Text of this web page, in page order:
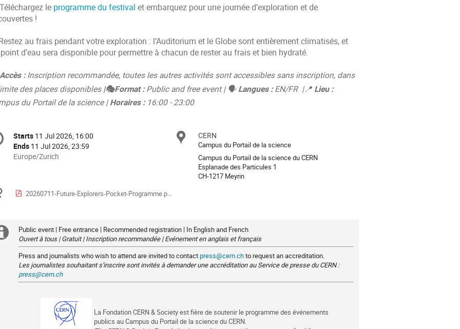
le programme du festival et embarquez pour une journée d’exploration et de
!
au frais pendant votre exploration : l’Auditorium et le Globe sont entièrement climatisés, et
d’eau sera disponible pour permettre à chacun de rester au frais et bien hydraté.
:Inscription recommandée, toutes les autres activités sont accessibles sans inscription, dans
des places disponibles|🎭Format :Public and free event | 🗣Langues :EN/FR |📍 Lieu :
du Portail de la science |Horaires :16:00 - 23:00
Date/Time
Starts 11 Jul 2026, 16:00
Ends 11 Jul 2026, 23:59
All
Europe/Zurich
Europe/Zurich
Location
CERN
Campus du Portail de la science
Campus du Portail de la science du CERN
Esplanade des Particules 1
CH-1217 Meyrin
Materials
20260711-Future-Explorers-Pocket-Programme.pdf
Extra
information
Public event | Free entrance | Recommended registration | In English and French
Ouvert à tous | Gratuit | Inscription recommandée | Evénement en anglais et français
Press and journalists who wish to attend are invited to contactpress@cern.chto request an accreditation.
Les journalistes souhaitant s'inscrire sont invités à demander une accréditation au Service de presse du CERN :
press@cern.ch
La Fondation CERN & Society est fière de soutenir le programme des événements
publics au Campus du Portail de la science du CERN.